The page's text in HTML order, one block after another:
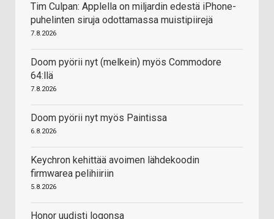
Tim Culpan: Applella on miljardin edestä iPhone-
puhelinten siruja odottamassa muistipiirejä
7.8.2026
Doom pyörii nyt (melkein) myös Commodore
64:llä
7.8.2026
Doom pyörii nyt myös Paintissa
6.8.2026
Keychron kehittää avoimen lähdekoodin
firmwarea pelihiiriin
5.8.2026
Honor uudisti logonsa